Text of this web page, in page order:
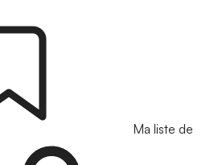
Ma liste de